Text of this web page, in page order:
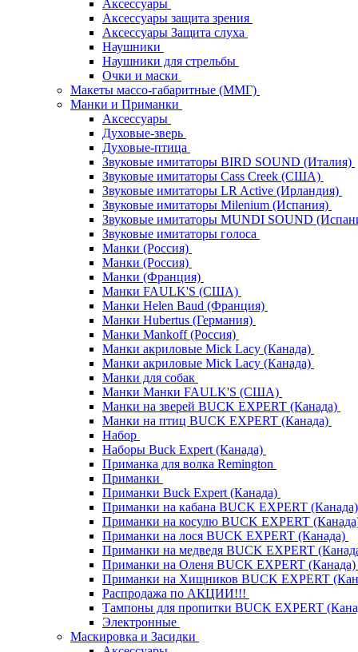
Аксессуары
Аксессуары защита зрения
Аксессуары Защита слуха
Наушники
Наушники для стрельбы
Очки и маски
Макеты массо-габаритные (ММГ)
Манки и Приманки
Аксессуары
Духовые-зверь
Духовые-птица
Звуковые имитаторы BIRD SOUND (Италия)
Звуковые имитаторы Cass Creek (США)
Звуковые имитаторы LR Active (Ирландия)
Звуковые имитаторы Milenium (Испания)
Звуковые имитаторы MUNDI SOUND
Звуковые имитаторы голоса
Манки (Россия)
Манки (Россия)
Манки (Франция)
Манки FAULK'S (США)
Манки Helen Baud (Франция)
Манки Hubertus (Германия)
Манки Mankoff (Россия)
Манки акриловые Mick Lacy (Канада)
Манки акриловые Mick Lacy (Канада)
Манки для собак
Манки Манки FAULK'S (США)
Манки на зверей BUCK EXPERT (Канада)
Манки на птиц BUCK EXPERT (Канада)
Набор
Наборы Buck Expert (Канада)
Приманка для волка Remington
Приманки
Приманки Buck Expert (Канада)
Приманки на кабана BUCK EXPERT
Приманки на косулю BUCK EXPERT
Приманки на лося BUCK EXPERT (Канада)
Приманки на медведя BUCK EXPERT
Приманки на Оленя BUCK EXPERT (Канада)
Приманки на Хищников BUCK EXPERT
Распродажа по АКЦИИ!!!
Тампоны для пропитки BUCK EXPERT
Электронные
Маскировка и Засидки